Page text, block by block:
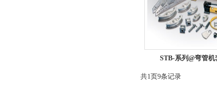
STB-系列@弯管机
共1页9条记录